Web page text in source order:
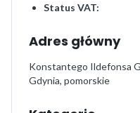
Status VAT:
Adres główny
Konstantego Ildefonsa
Gdynia, pomorskie